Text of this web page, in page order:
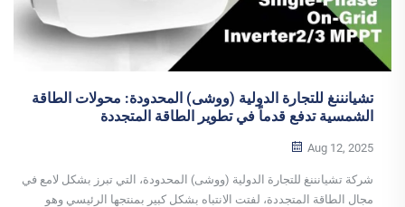
تشيانننغ للتجارة الدولية (ووشى) المحدودة: محولات الطاقة
الشمسية تدفع قدماً في تطوير الطاقة المتجددة
Aug 12, 2025
شركة تشيانننغ للتجارة الدولية (ووشى) المحدودة، التي تبرز بشكل لامع في
مجال الطاقة المتجددة، لفتت الانتباه بشكل كبير بمنتجها الرئيسي وهو